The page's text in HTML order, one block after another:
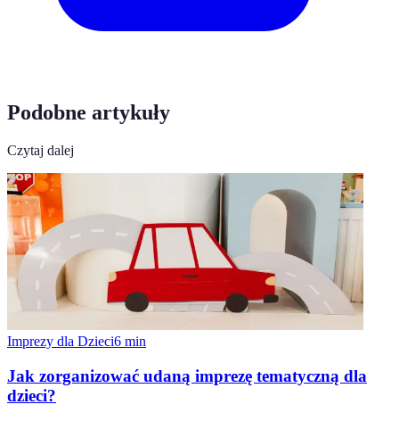
Podobne artykuły
Czytaj dalej
Imprezy dla Dzieci6 min
Jak zorganizować udaną imprezę tematyczną dla
dzieci?